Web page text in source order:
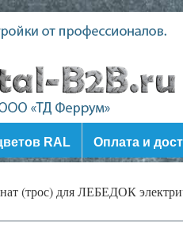
RAL Оплата и
(трос) для ЛЕБЕДОК